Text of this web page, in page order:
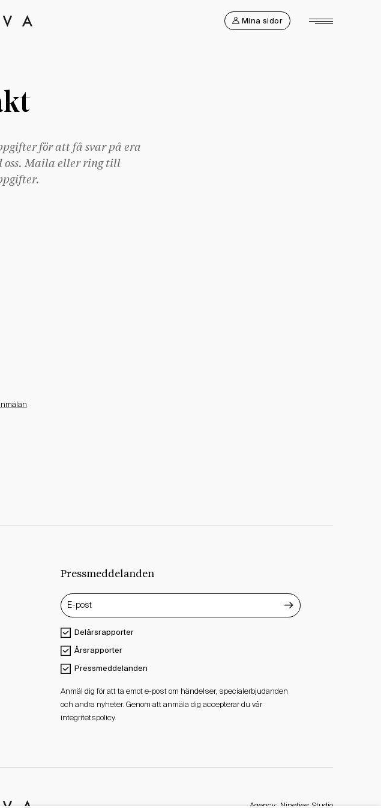
Mina sidor
för att få svar på era
oss. Maila eller ring till
Pressmeddelanden
Delårsrapporter
Årsrapporter
Pressmeddelanden
Anmäl dig för att ta emot e-post om händelser, specialerbjudanden
och andra nyheter. Genom att anmäla dig accepterar du vår
integritetspolicy.
Agency: Nineties Studio